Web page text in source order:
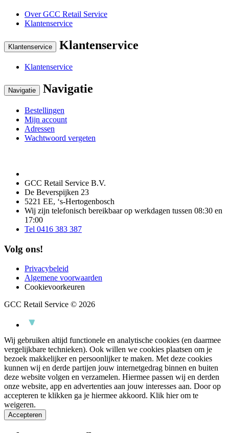
Over GCC Retail Service
Klantenservice
Klantenservice Klantenservice
Klantenservice
Navigatie Navigatie
Bestellingen
Mijn account
Adressen
Wachtwoord vergeten
GCC Retail Service B.V.
De Beverspijken 23
5221 EE, ‘s-Hertogenbosch
Wij zijn telefonisch bereikbaar op werkdagen tussen 08:30 en
17:00
Tel 0416 383 387
Volg ons!
Privacybeleid
Algemene voorwaarden
Cookievoorkeuren
GCC Retail Service © 2026
Wij gebruiken altijd functionele en analytische cookies (en daarmee
vergelijkbare technieken). Ook willen we cookies plaatsen om je
bezoek makkelijker en persoonlijker te maken. Met deze cookies
kunnen wij en derde partijen jouw internetgedrag binnen en buiten
deze website volgen en verzamelen. Hiermee passen wij en derden
onze website, app en advertenties aan jouw interesses aan. Door op
accepteren te klikken ga je hiermee akkoord. Klik hier om te
weigeren.
Accepteren